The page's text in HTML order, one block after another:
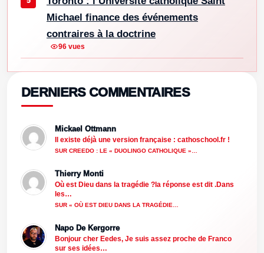
Michael finance des événements
contraires à la doctrine
96 vues
DERNIERS COMMENTAIRES
Mickael Ottmann
Il existe déjà une version française : cathoschool.fr !
SUR CREEDO : LE « DUOLINGO CATHOLIQUE »…
Thierry Monti
Où est Dieu dans la tragédie ?la réponse est dit .Dans
les…
SUR « OÙ EST DIEU DANS LA TRAGÉDIE…
Napo De Kergorre
Bonjour cher Eedes, Je suis assez proche de Franco
sur ses idées…